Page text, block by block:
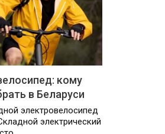
кому
в Беларуси
электровелосипед
электрический